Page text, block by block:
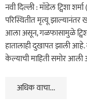
नवी दिल्ली : मॉडेल ट्विशा
परिस्थितीत मृत्यू
आला असून, गळफासामुळे
हातालाही दुखापत झाली
केल्याची माहिती समोर
अधिक वाचा...